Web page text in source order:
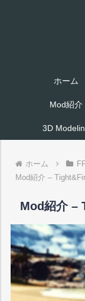
ホーム
Mod紹介
3D
ホーム
Mod紹介 –
Mod紹介 –